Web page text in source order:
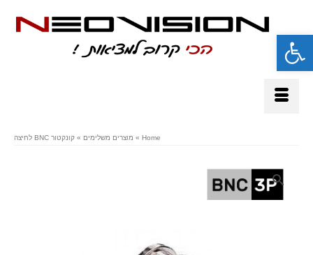
פתח סרגל נגישות
Home
» מוצרים משלימים » קונקטור BNC לחיצה